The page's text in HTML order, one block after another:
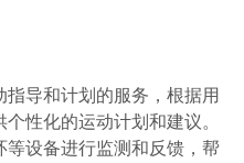
导和计划的服务，根据用
性化的运动计划和建议。
设备进行监测和反馈，帮